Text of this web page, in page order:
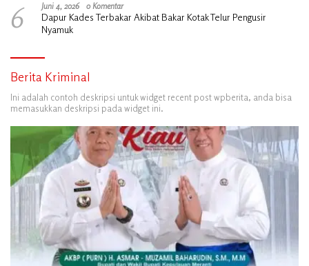
6 Juni 4, 2026 0 Komentar
Dapur Kades Terbakar Akibat Bakar Kotak Telur Pengusir
Nyamuk
Berita Kriminal
Ini adalah contoh deskripsi untuk widget recent post wpberita, anda bisa
memasukkan deskripsi pada widget ini.